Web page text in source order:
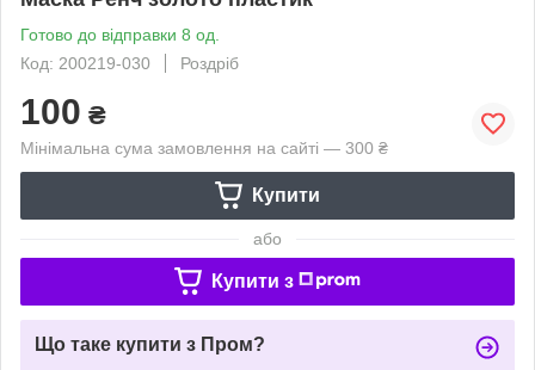
Готово до відправки 8 од.
Код: 200219-030
Роздріб
100 ₴
Мінімальна сума замовлення на сайті — 300 ₴
Купити
або
Купити з
Що таке купити з Пром?